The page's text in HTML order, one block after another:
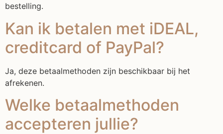
bestelling.
Kan ik betalen met iDEAL,
creditcard of PayPal?
Ja, deze betaalmethoden zijn beschikbaar bij het
afrekenen.
Welke betaalmethoden
accepteren jullie?